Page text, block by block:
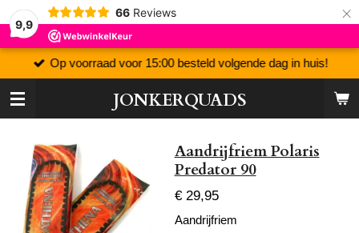
9,9
66 Reviews ×
JONKERQUADS
Op voorraad voor 15:00 besteld volgende dag in huis!
Aandrijfriem Polaris
Predator 90
€ 29,95
Aandrijfriem